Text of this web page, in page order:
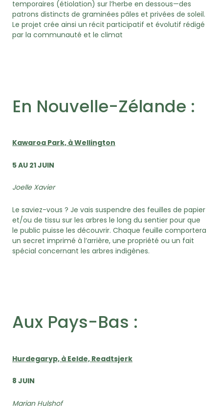
temporaires (étiolation) sur l’herbe en dessous—des
patrons distincts de graminées pâles et privées de soleil.
Le projet crée ainsi un récit participatif et évolutif rédigé
par la communauté et le climat
En Nouvelle-Zélande :
Kawaroa Park, à Wellington
5 AU 21 JUIN
Joelle Xavier
Le saviez-vous ? Je vais suspendre des feuilles de papier
et/ou de tissu sur les arbres le long du sentier pour que
le public puisse les découvrir. Chaque feuille comportera
un secret imprimé à l’arrière, une propriété ou un fait
spécial concernant les arbres indigènes.
Aux Pays-Bas :
Hurdegaryp, à Eelde, Readtsjerk
8 JUIN
Marian Hulshof